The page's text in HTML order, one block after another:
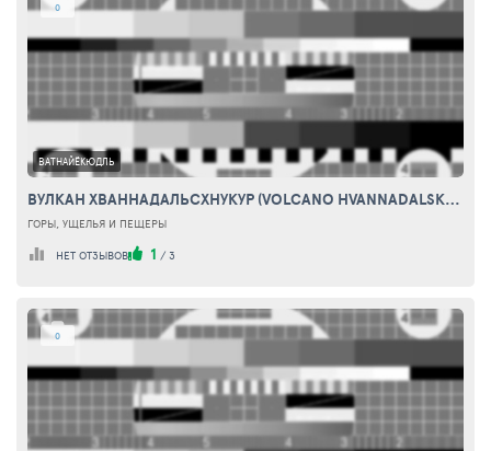
0
ВАТНАЙЁКЮДЛЬ
ВУЛКАН ХВАННАДАЛЬСХНУКУР (VOLCANO HVANNADALSKHNUKYUR)
ГОРЫ, УЩЕЛЬЯ И ПЕЩЕРЫ
НЕТ ОТЗЫВОВ 1 / 3
0